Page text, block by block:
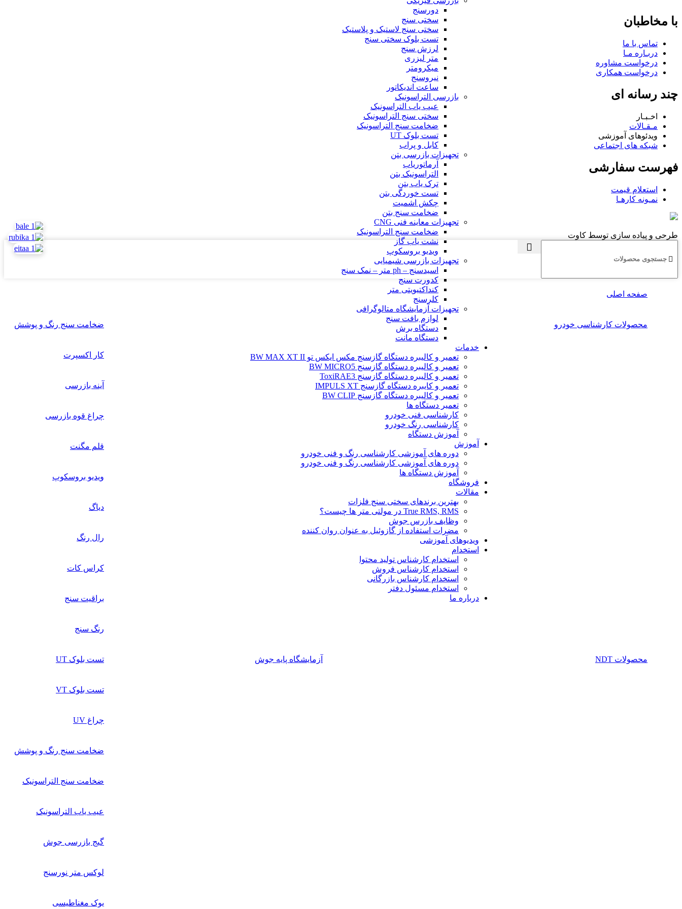
دورسنج
سختی سنج
سختی سنج لاستیک و پلاستیک
تست بلوک سختی سنج
لرزش سنج
متر لیزری
میکرومتر
نیروسنج
ساعت اندیکاتور
بازرسی التراسونیک
عیب یاب التراسونیک
سختی سنج التراسونیک
ضخامت سنج التراسونیک
تست بلوک UT
کابل و پراب
تجهیزات بازرسی بتن
آرماتوریاب
التراسونیک بتن
ترک یاب بتن
تست خوردگی بتن
چکش اشمیت
ضخامت سنج بتن
تجهیزات معاینه فنی CNG
ضخامت سنج التراسونیک
نشت یاب گاز
ویدیو بروسکوپ
تجهیزات بازرسی شیمیایی
اسیدسنج – ph متر – نمک سنج
کدورت سنج
کنداکتیویتی متر
کلرسنج
تجهیزات آزمایشگاه متالوگرافی
لوازم بافت سنج
دستگاه برش
دستگاه مانت
خدمات
تعمیر و کالیبره دستگاه گازسنج مکس ایکس تو BW MAX XT II
تعمیر و کالیبره دستگاه گازسنج BW MICRO5
تعمیر و کالیبره دستگاه گازسنج ToxiRAE3
تعمیر و کایبره دستگاه گازسنج IMPULS XT
تعمیر و کالیبره دستگاه گازسنج BW CLIP
تعمیر دستگاه ها
کارشناسی فنی خودرو
کارشناسی رنگ خودرو
آموزش دستگاه
آموزش
دوره های آموزشی کارشناسی رنگ و فنی خودرو
دوره های آموزشی کارشناسی رنگ و فنی خودرو
آموزش دستگاه ها
فروشگاه
مقالات
بهترین برندهای سختی سنج فلزات
True RMS, RMS در مولتی متر ها چیست؟
وظایف بازرس جوش
مضرات استفاده از گازوئیل به عنوان روان کننده
ویدیوهای آموزشی
استخدام
استخدام کارشناس تولید محتوا
استخدام کارشناس فروش
استخدام کارشناس بازرگانی
استخدام مسئول دفتر
درباره ما
با مخاطبان
تماس با ما
دربـاره مـا
درخواست مشاوره
درخواست همکاری
چند رسانه ای
اخـبـار
مـقـالات
ویدئوهای آموزشی
شبکه های اجتماعی
فهرست سفارشی
استعلام قیمت
نمـونه کارهـا
طرحی و پیاده سازی توسط کاوت
صفحه اصلی
محصولات کارشناسی خودرو ضخامت سنج رنگ و پوشش
کار اکسپرت
آینه بازرسی
چراغ قوه بازرسی
قلم مگنت
ویدیو بروسکوپ
دیاگ
رال رنگ
کراس کات
براقیت سنج
رنگ سنج
محصولات NDT آزمایشگاه پایه جوش تست بلوک UT
تست بلوک VT
چراغ UV
ضخامت سنج رنگ و پوشش
ضخامت سنج التراسونیک
عیب یاب التراسونیک
گیج بازرسی جوش
لوکس متر نورسنج
یوک مغناطیسی